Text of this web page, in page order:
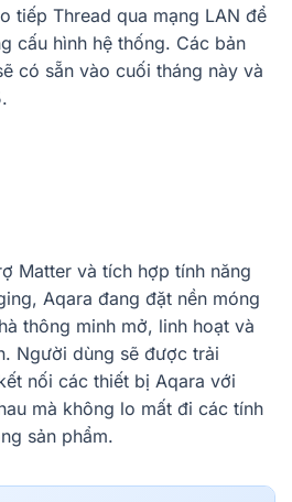
tiếp Thread qua mạng LAN để
cấu hình hệ thống. Các bản
có sẵn vào cuối tháng này và
Matter và tích hợp tính năng
Aqara đang đặt nền móng
thông minh mở, linh hoạt và
Người dùng sẽ được trải
nối các thiết bị Aqara với
mà không lo mất đi các tính
sản phẩm.